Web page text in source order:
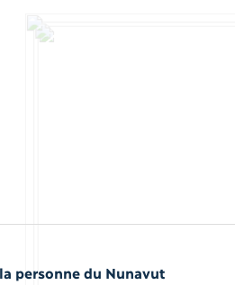
personne du Nunavut